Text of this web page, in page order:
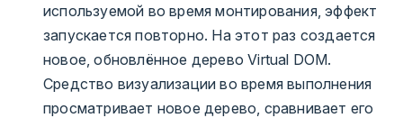
используемой во время монтирования, эффект
запускается повторно. На этот раз создается
новое, обновлённое дерево Virtual DOM.
Средство визуализации во время выполнения
просматривает новое дерево, сравнивает его